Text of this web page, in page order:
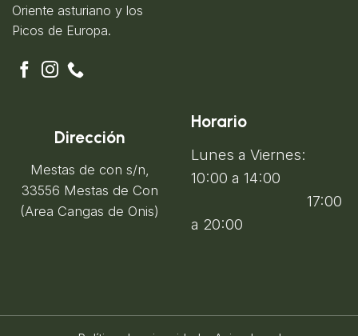
Oriente asturiano y los
Picos de Europa.
Dirección
Mestas de con s/n,
33556 Mestas de Con
(Area Cangas de Onis)
Horario
Lunes a Viernes:
10:00 a 14:00
17:00
a 20:00